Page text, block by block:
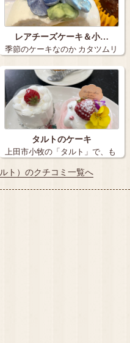
レアチーズケーキ＆小…
季節のケーキなのか カタツムリ
がのって…
タルトのケーキ
上田市小牧の「タルト」で、も
うすぐお雛祭…
ト）のクチコミ一覧へ